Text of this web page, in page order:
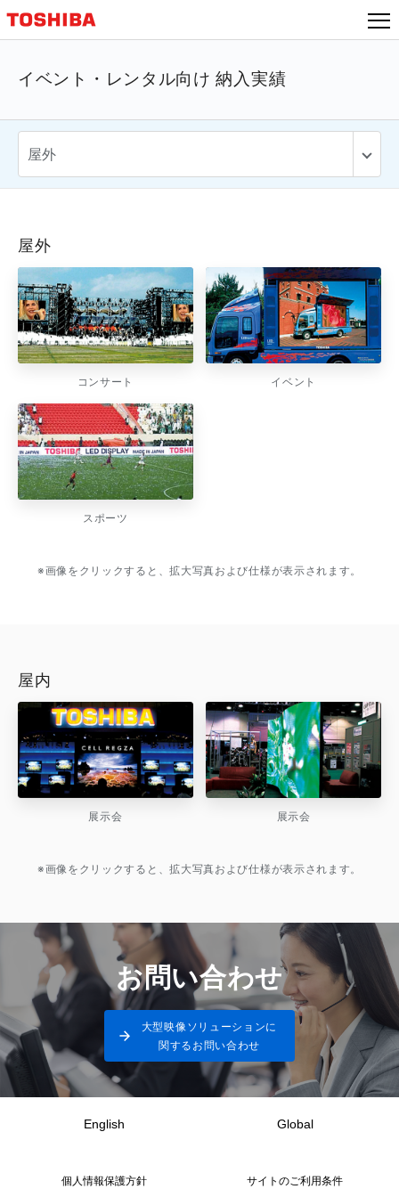
イベント・レンタル向け 納入実績
屋外
コンサート イベント
スポーツ
※画像をクリックすると、拡大写真および仕様が表示されます。
屋内
展示会 展示会
※画像をクリックすると、拡大写真および仕様が表示されます。
お問い合わせ
大型映像ソリューションに
関するお問い合わせ
English Global
個人情報保護方針 サイトのご利用条件